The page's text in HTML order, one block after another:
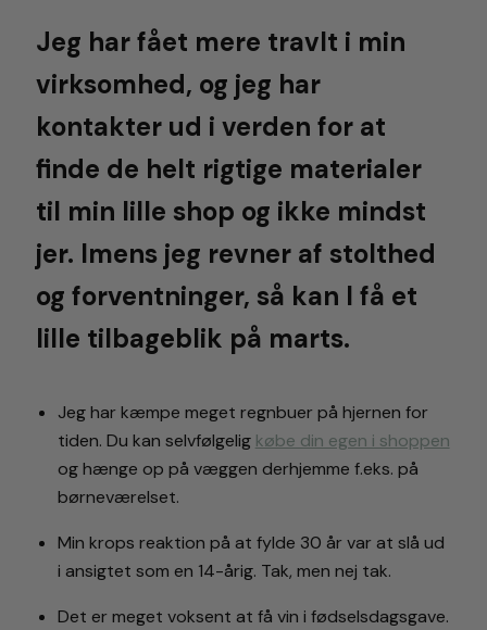
Jeg har fået mere travlt i min
virksomhed, og jeg har
kontakter ud i verden for at
finde de helt rigtige materialer
til min lille shop og ikke mindst
jer. Imens jeg revner af stolthed
og forventninger, så kan I få et
lille tilbageblik på marts.
Jeg har kæmpe meget regnbuer på hjernen for
tiden. Du kan selvfølgelig købe din egen i shoppen
og hænge op på væggen derhjemme f.eks. på
børneværelset.
Min krops reaktion på at fylde 30 år var at slå ud
i ansigtet som en 14-årig. Tak, men nej tak.
Det er meget voksent at få vin i fødselsdagsgave.